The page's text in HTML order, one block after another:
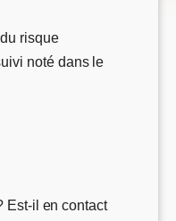
risque
noté dans le
Est-il en contact